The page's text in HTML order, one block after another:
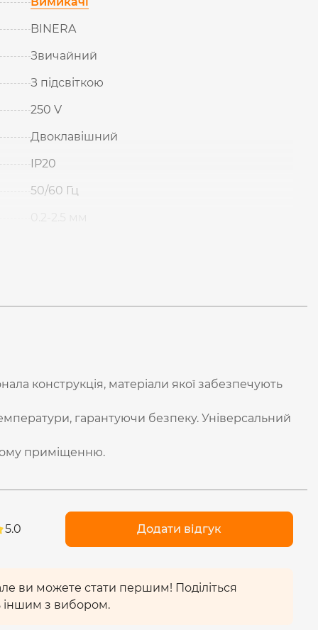
BINERA
Звичайний
З підсвіткою
250 V
Двоклавішний
IP20
50/60 Гц
конструкція, матеріали якої забезпечують
гарантуючи безпеку. Універсальний
приміщенню.
5.0 Додати відгук
ви можете стати першим! Поділіться
іншим з вибором.